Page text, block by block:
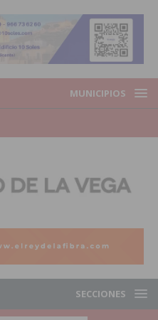
MUNICIPIOS
SECCIONES